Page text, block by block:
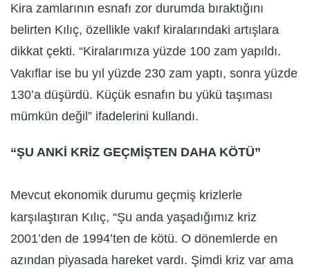
Kira zamlarının esnafı zor durumda bıraktığını
belirten Kılıç, özellikle vakıf kiralarındaki artışlara
dikkat çekti. “Kiralarımıza yüzde 100 zam yapıldı.
Vakıflar ise bu yıl yüzde 230 zam yaptı, sonra yüzde
130’a düşürdü. Küçük esnafın bu yükü taşıması
mümkün değil” ifadelerini kullandı.
“ŞU ANKİ KRİZ GEÇMİŞTEN DAHA KÖTÜ”
Mevcut ekonomik durumu geçmiş krizlerle
karşılaştıran Kılıç, “Şu anda yaşadığımız kriz
2001’den de 1994’ten de kötü. O dönemlerde en
azından piyasada hareket vardı. Şimdi kriz var ama